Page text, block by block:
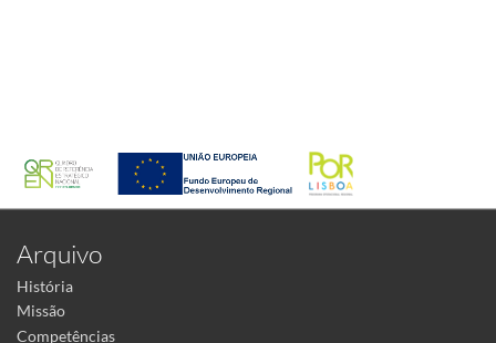
Arquivo
História
Missão
Competências